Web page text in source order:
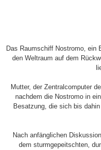
Das Raumschiff Nostromo, ein
den Weltraum auf dem
Mutter, der Zentralcomputer
nachdem die Nostromo in
Besatzung, die sich bis
Nach anfänglichen
dem sturmgepeitschten,